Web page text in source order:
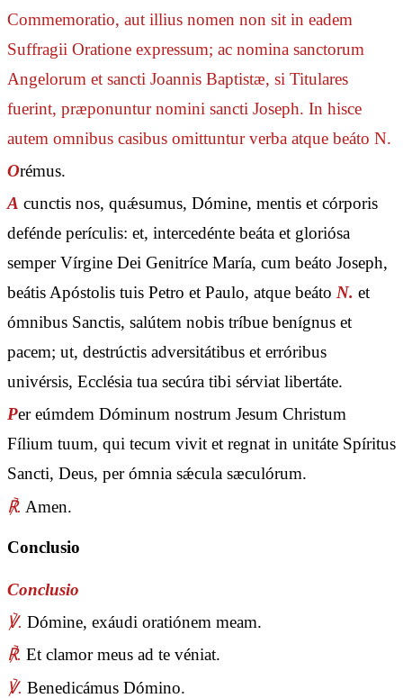
Commemoratio, aut illius nomen non sit in eadem
Suffragii Oratione expressum; ac nomina sanctorum
Angelorum et sancti Joannis Baptistæ, si Titulares
fuerint, præponuntur nomini sancti Joseph. In hisce
autem omnibus casibus omittuntur verba atque beáto N.
Orémus.
A cunctis nos, quǽsumus, Dómine, mentis et córporis
defénde perículis: et, intercedénte beáta et gloriósa
semper Vírgine Dei Genitríce María, cum beáto Joseph,
beátis Apóstolis tuis Petro et Paulo, atque beáto N. et
ómnibus Sanctis, salútem nobis tríbue benígnus et
pacem; ut, destrúctis adversitátibus et erróribus
univérsis, Ecclésia tua secúra tibi sérviat libertáte.
Per eúmdem Dóminum nostrum Jesum Christum
Fílium tuum, qui tecum vivit et regnat in unitáte Spíritus
Sancti, Deus, per ómnia sǽcula sæculórum.
℟. Amen.
Conclusio
Conclusio
℣. Dómine, exáudi oratiónem meam.
℟. Et clamor meus ad te véniat.
℣. Benedicámus Dómino.